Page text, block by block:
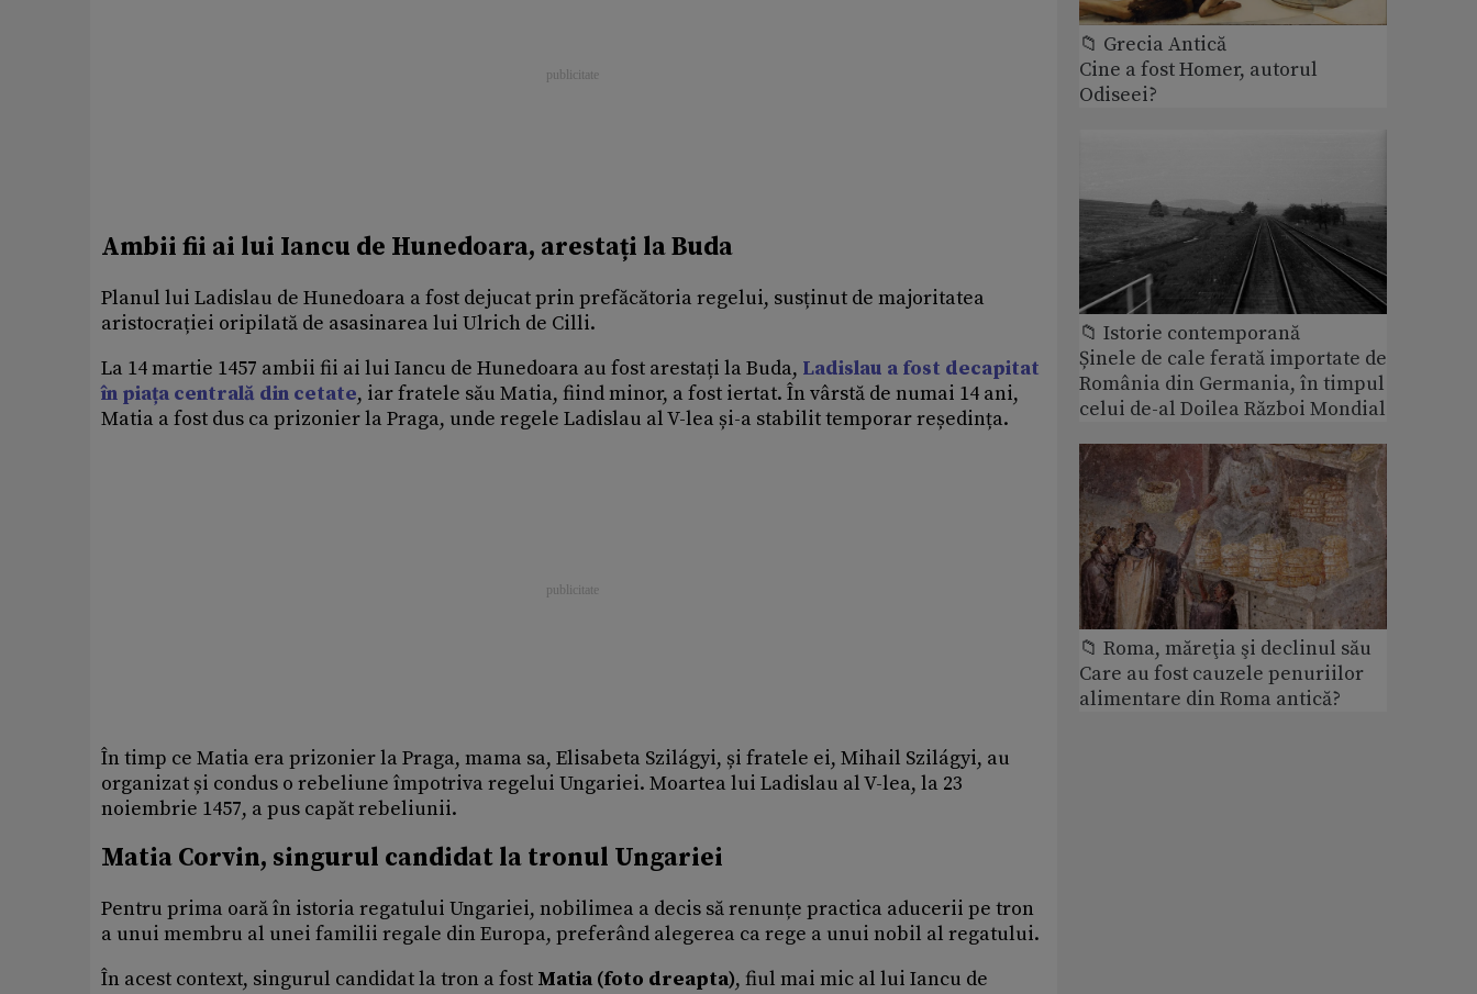
Ambii fii ai lui Iancu de Hunedoara, arestați la Buda
Planul lui Ladislau de Hunedoara a fost dejucat prin prefăcătoria regelui, susținut de majoritatea
aristocrației oripilată de asasinarea lui Ulrich de Cilli.
La 14 martie 1457 ambii fii ai lui Iancu de Hunedoara au fost arestați la Buda, Ladislau a fost decapitat
în piața centrală din cetate, iar fratele său Matia, fiind minor, a fost iertat. În vârstă de numai 14 ani,
Matia a fost dus ca prizonier la Praga, unde regele Ladislau al V-lea și-a stabilit temporar reședința.
În timp ce Matia era prizonier la Praga, mama sa, Elisabeta Szilágyi, și fratele ei, Mihail Szilágyi, au
organizat și condus o rebeliune împotriva regelui Ungariei. Moartea lui Ladislau al V-lea, la 23
noiembrie 1457, a pus capăt rebeliunii.
Matia Corvin, singurul candidat la tronul Ungariei
Pentru prima oară în istoria regatului Ungariei, nobilimea a decis să renunțe practica aducerii pe tron
a unui membru al unei familii regale din Europa, preferând alegerea ca rege a unui nobil al regatului.
În acest context, singurul candidat la tron a fost Matia (foto dreapta), fiul mai mic al lui Iancu de
📁 Grecia Antică
Cine a fost Homer, autorul
Odiseei?
📁 Istorie contemporană
Șinele de cale ferată importate de
România din Germania, în timpul
celui de-al Doilea Război Mondial
📁 Roma, măreţia şi declinul său
Care au fost cauzele penuriilor
alimentare din Roma antică?